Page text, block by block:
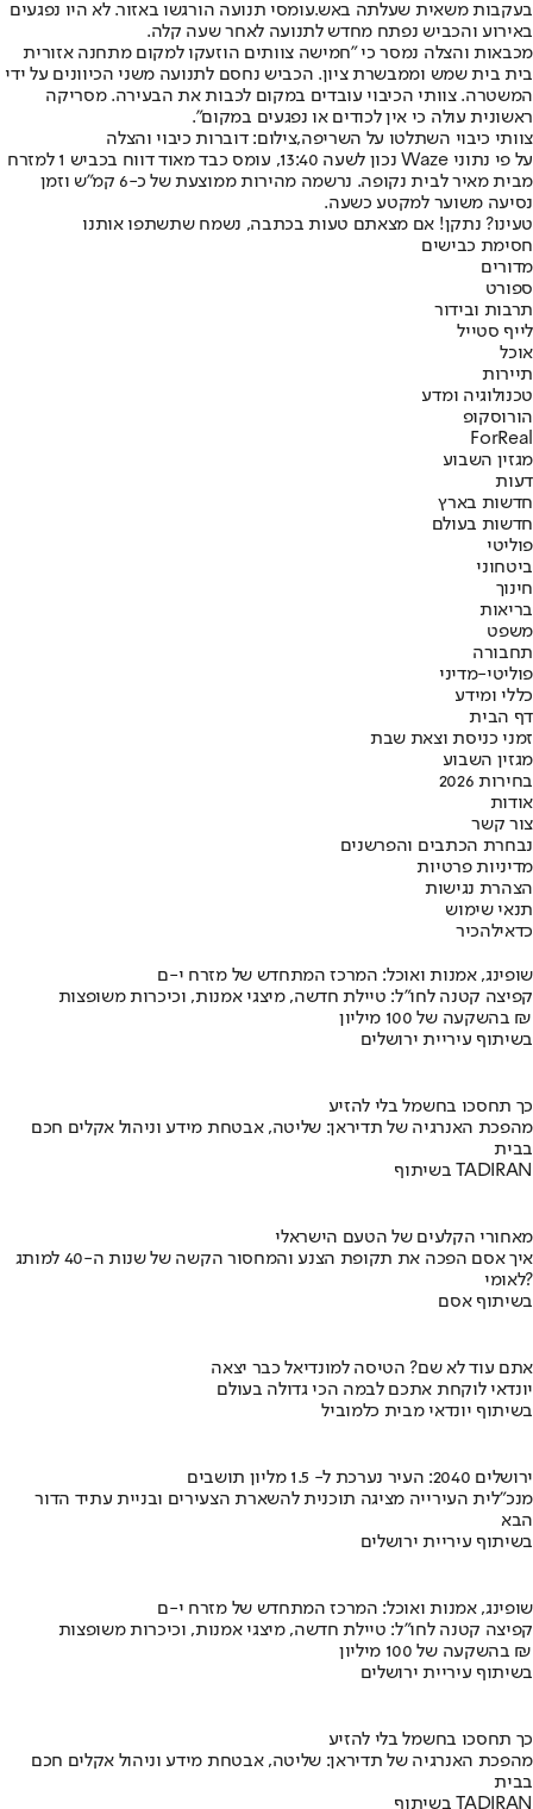
בעקבות משאית שעלתה באש.עומסי תנועה הורגשו באזור. לא היו נפגעים
באירוע והכביש נפתח מחדש לתנועה לאחר שעה קלה.
מכבאות והצלה נמסר כי "חמישה צוותים הוזעקו למקום מתחנה אזורית
בית בית שמש וממבשרת ציון. הכביש נחסם לתנועה משני הכיוונים על ידי
המשטרה. צוותי הכיבוי עובדים במקום לכבות את הבעירה. מסריקה
ראשונית עולה כי אין לכודים או נפגעים במקום".
צוותי כיבוי השתלטו על השריפה,צילום: דוברות כיבוי והצלה
על פי נתוני Waze נכון לשעה 13:40, עומס כבד מאוד דווח בכביש 1 למזרח
מבית מאיר לבית נקופה. נרשמה מהירות ממוצעת של כ-6 קמ"ש וזמן
נסיעה משוער למקטע כשעה.
טעינו? נתקן! אם מצאתם טעות בכתבה, נשמח שתשתפו אותנו
חסימת כבישים
מדורים
ספורט
תרבות ובידור
לייף סטייל
אוכל
תיירות
טכנולוגיה ומדע
הורוסקופ
ForReal
מגזין השבוע
דעות
חדשות בארץ
חדשות בעולם
פוליטי
ביטחוני
חינוך
בריאות
משפט
תחבורה
פוליטי-מדיני
כללי ומידע
דף הבית
זמני כניסת וצאת שבת
מגזין השבוע
בחירות 2026
אודות
צור קשר
נבחרת הכתבים והפרשנים
מדיניות פרטיות
הצהרת נגישות
תנאי שימוש
כדאילהכיר
שופינג, אמנות ואוכל: המרכז המתחדש של מזרח י-ם
קפיצה קטנה לחו"ל: טיילת חדשה, מיצגי אמנות, וכיכרות משופצות
בהשקעה של 100 מיליון ₪
בשיתוף עיריית ירושלים
כך תחסכו בחשמל בלי להזיע
מהפכת האנרגיה של תדיראן: שליטה, אבטחת מידע וניהול אקלים חכם
בבית
בשיתוף TADIRAN
מאחורי הקלעים של הטעם הישראלי
איך אסם הפכה את תקופת הצנע והמחסור הקשה של שנות ה-40 למותג
לאומי?
בשיתוף אסם
אתם עוד לא שם? הטיסה למונדיאל כבר יצאה
יונדאי לוקחת אתכם לבמה הכי גדולה בעולם
בשיתוף יונדאי מבית כלמוביל
ירושלים 2040: העיר נערכת ל- 1.5 מליון תושבים
מנכ"לית העירייה מציגה תוכנית להשארת הצעירים ובניית עתיד הדור
הבא
בשיתוף עיריית ירושלים
שופינג, אמנות ואוכל: המרכז המתחדש של מזרח י-ם
קפיצה קטנה לחו"ל: טיילת חדשה, מיצגי אמנות, וכיכרות משופצות
בהשקעה של 100 מיליון ₪
בשיתוף עיריית ירושלים
כך תחסכו בחשמל בלי להזיע
מהפכת האנרגיה של תדיראן: שליטה, אבטחת מידע וניהול אקלים חכם
בבית
בשיתוף TADIRAN